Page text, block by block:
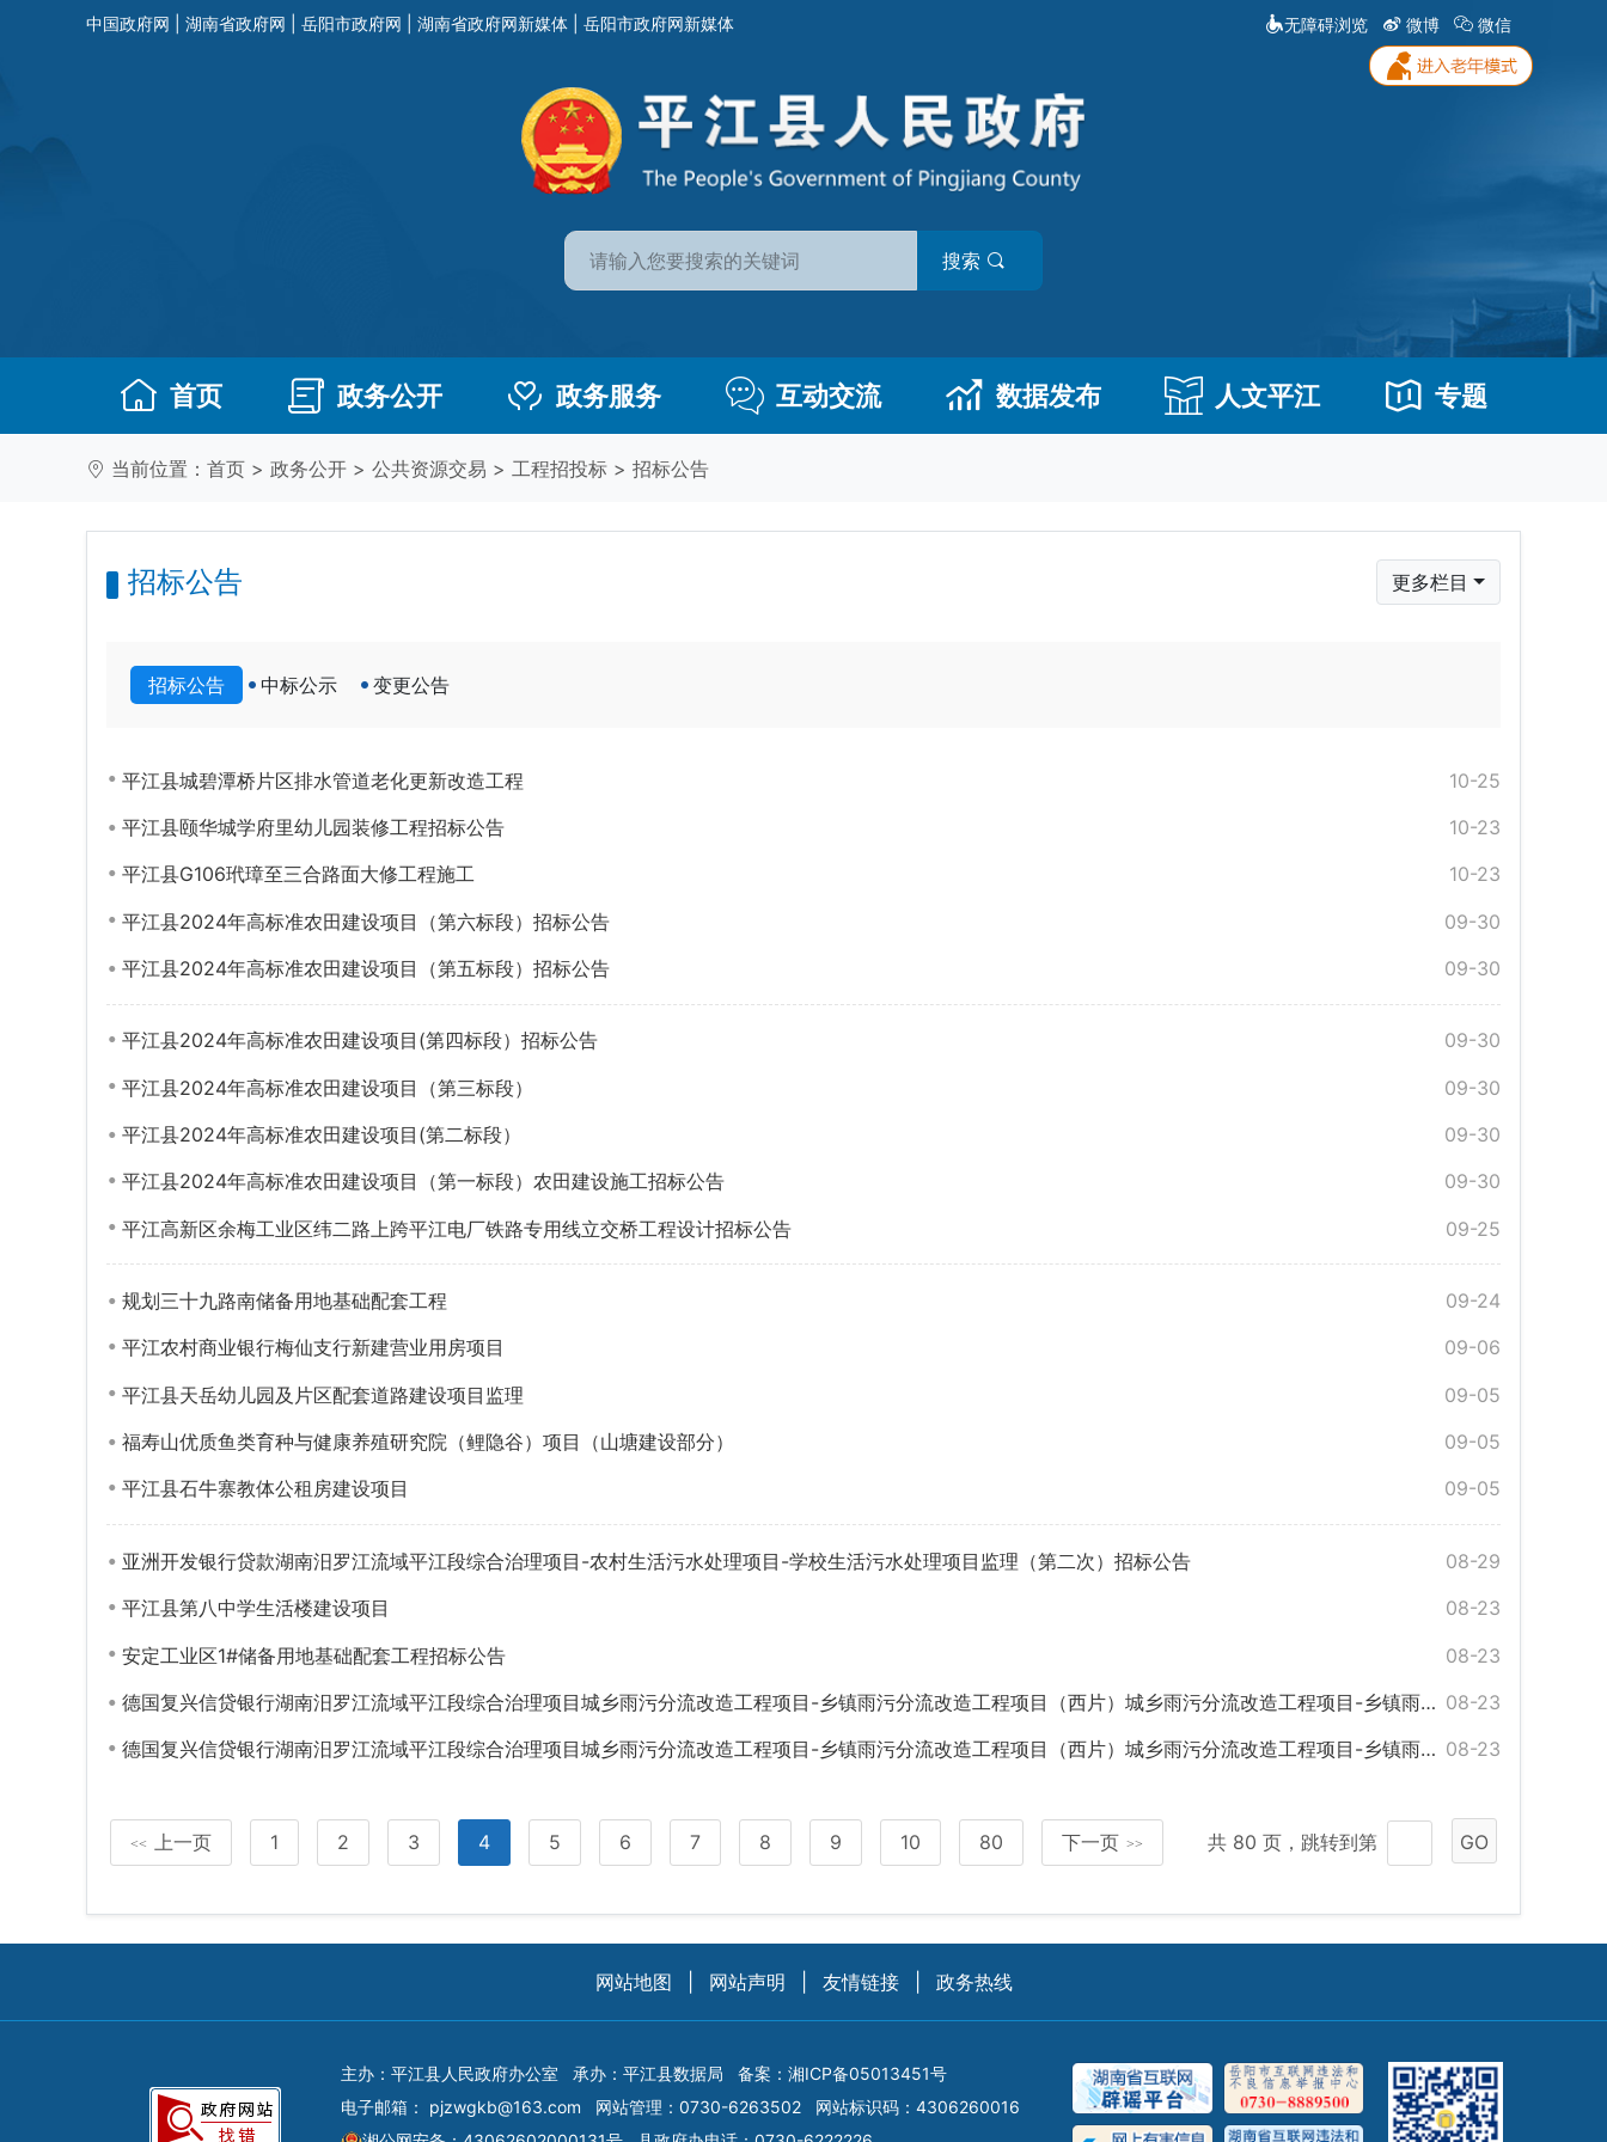
中国政府网 湖南省政府网 岳阳市政府网 湖南省政府网新媒体 岳阳市政府网新媒体 无障碍浏览 微博 微信
搜索
首页 政务公开 政务服务 互动交流 数据发布 人文平江 专题
当前位置： 首页 > 政务公开 > 公共资源交易 > 工程招投标 > 招标公告
招标公告 更多栏目
招标公告 中标公示 变更公告
10-25
平江县城碧潭桥片区排水管道老化更新改造工程
10-23
平江县颐华城学府里幼儿园装修工程招标公告
10-23
平江县G106玳璋至三合路面大修工程施工
09-30
平江县2024年高标准农田建设项目（第六标段）招标公告
09-30
平江县2024年高标准农田建设项目（第五标段）招标公告
09-30
平江县2024年高标准农田建设项目(第四标段）招标公告
09-30
平江县2024年高标准农田建设项目（第三标段）
09-30
平江县2024年高标准农田建设项目(第二标段）
09-30
平江县2024年高标准农田建设项目（第一标段）农田建设施工招标公告
09-25
平江高新区余梅工业区纬二路上跨平江电厂铁路专用线立交桥工程设计招标公告
09-24
规划三十九路南储备用地基础配套工程
09-06
平江农村商业银行梅仙支行新建营业用房项目
09-05
平江县天岳幼儿园及片区配套道路建设项目监理
09-05
福寿山优质鱼类育种与健康养殖研究院（鲤隐谷）项目（山塘建设部分）
09-05
平江县石牛寨教体公租房建设项目
08-29
亚洲开发银行贷款湖南汨罗江流域平江段综合治理项目-农村生活污水处理项目-学校生活污水处理项目监理（第二次）招标公告
08-23
平江县第八中学生活楼建设项目
08-23
安定工业区1#储备用地基础配套工程招标公告
08-23
德国复兴信贷银行湖南汨罗江流域平江段综合治理项目城乡雨污分流改造工程项目-乡镇雨污分流改造工程项目（西片）城乡雨污分流改造工程项目-乡镇雨污分流改造工程项目（东片）招标公告
08-23
德国复兴信贷银行湖南汨罗江流域平江段综合治理项目城乡雨污分流改造工程项目-乡镇雨污分流改造工程项目（西片）城乡雨污分流改造工程项目-乡镇雨污分流改造工程项目（北片）招标公告
<< 上一页 1 2 3 4 5 6 7 8 9 10 80 下一页 >> 共 80 页，跳转到第 GO
网站地图 网站声明 友情链接 政务热线
主办：平江县人民政府办公室 承办：平江县数据局 备案： 湘ICP备05013451号
电子邮箱： pjzwgkb@163.com 网站管理：0730-6263502
网站标识码：4306260016